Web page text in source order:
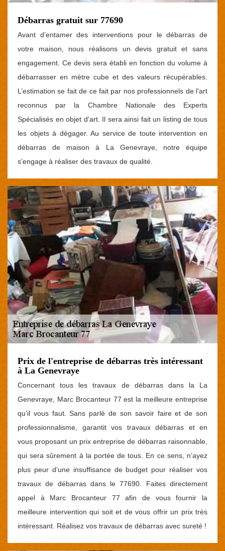
Débarras gratuit sur 77690
Avant d’entamer des interventions pour le débarras de
votre maison, nous réalisons un devis gratuit et sans
engagement. Ce devis sera établi en fonction du volume à
débarrasser en mètre cube et des valeurs récupérables.
L’estimation se fait de ce fait par nos professionnels de l'art
reconnus par la Chambre Nationale des Experts
Spécialisés en objet d'art. Il sera ainsi fait un listing de tous
les objets à dégager. Au service de toute intervention en
débarras de maison à La Genevraye, notre équipe
s’engage à réaliser des travaux de qualité.
Prix de l'entreprise de débarras très intéressant
à La Genevraye
Concernant tous les travaux de débarras dans la La
Genevraye, Marc Brocanteur 77 est la meilleure entreprise
qu’il vous faut. Sans parlé de son savoir faire et de son
professionnalisme, garantit vos travaux débarras et en
vous proposant un prix entreprise de débarras raisonnable,
qui sera sûrement à la portée de tous. En ce sens, n’ayez
plus peur d’une insuffisance de budget pour réaliser vos
travaux de débarras dans le 77690. Faites directement
appel à Marc Brocanteur 77 afin de vous fournir la
meilleure intervention qui soit et de vous offrir un prix très
intéressant. Réalisez vos travaux de débarras avec sureté !